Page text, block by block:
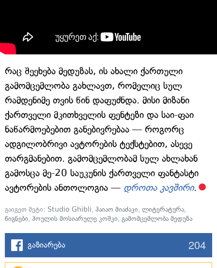
რაც შეეხება მედუზას, ის ახალი ქართული
გამომცემლობა გახლავთ, რომელიც სულ
რამდენიმე თვის წინ დაფუძნდა. მისი მიზანი
ქართველი მკითხველის ფენტეზი და საი-ფაი
ნაწარმოებებით განებივრებაა — როგორც
ადგილობრივი ავტორების ტექსტებით, ასევე
თარგმანებით. გამომცემლობამ სულ ახლახან
გამოსცა მე-20 საუკუნის ქართველი ფანტასტი
ავტორების ანთოლოგია — დროთა კავშირი.
გაიგეთ მეტი: Studio Ghibli, ჰაიაო მიაძაკი, ლიტერატურა,
წიგნები, ჰოულის მოსიარულე კოშკი, გამომცემლობა მედუზა
გაზიარება 204